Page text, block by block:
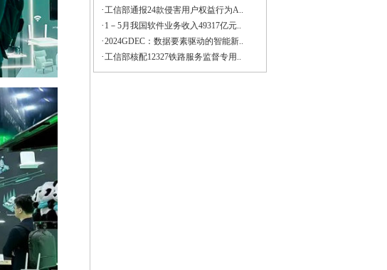
·工信部通报24款侵害用户权益行为A..
· 1－5月我国软件业务收入49317亿元..
·2024GDEC：数据要素驱动的智能新..
·工信部核配12327铁路服务监督专用..